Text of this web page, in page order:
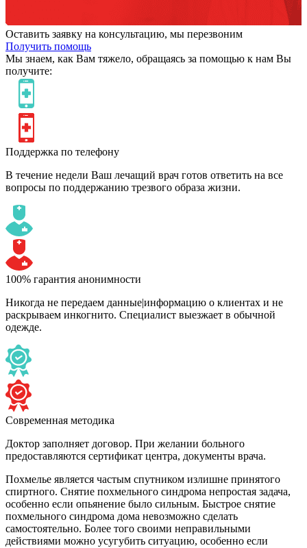
Оставить заявку на консультацию, мы перезвоним
Получить помощь
Мы знаем, как Вам тяжело, обращаясь за помощью к нам Вы
получите:
Поддержка по телефону
В течение недели Ваш лечащий врач готов ответить на все
вопросы по поддержанию трезвого образа жизни.
100% гарантия анонимности
Никогда не передаем данные|информацию о клиентах и не
раскрываем инкогнито. Специалист выезжает в обычной
одежде.
Современная методика
Доктор заполняет договор. При желании больного
предоставляются сертификат центра, документы врача.
Похмелье является частым спутником излишне принятого
спиртного. Снятие похмельного синдрома непростая задача,
особенно если опьянение было сильным. Быстрое снятие
похмельного синдрома дома невозможно сделать
самостоятельно. Более того своими неправильными
действиями можно усугубить ситуацию, особенно если